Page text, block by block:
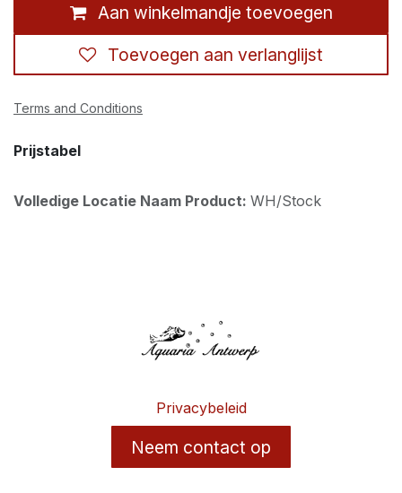
Aan winkelmandje toevoegen
Toevoegen aan verlanglijst
Terms and Conditions
Prijstabel
Volledige Locatie Naam Product: WH/Stock
Privacybeleid
Neem contact op